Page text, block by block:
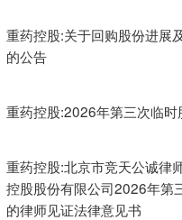
重药控股:关于回购股份进展
的公告
重药控股:2026年第三次临时
重药控股:北京市竞天公诚律
控股股份有限公司2026年第
的律师见证法律意见书